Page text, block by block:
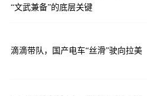
“文武兼备”的底层关键
滴滴带队，国产电车“丝滑”驶向拉美